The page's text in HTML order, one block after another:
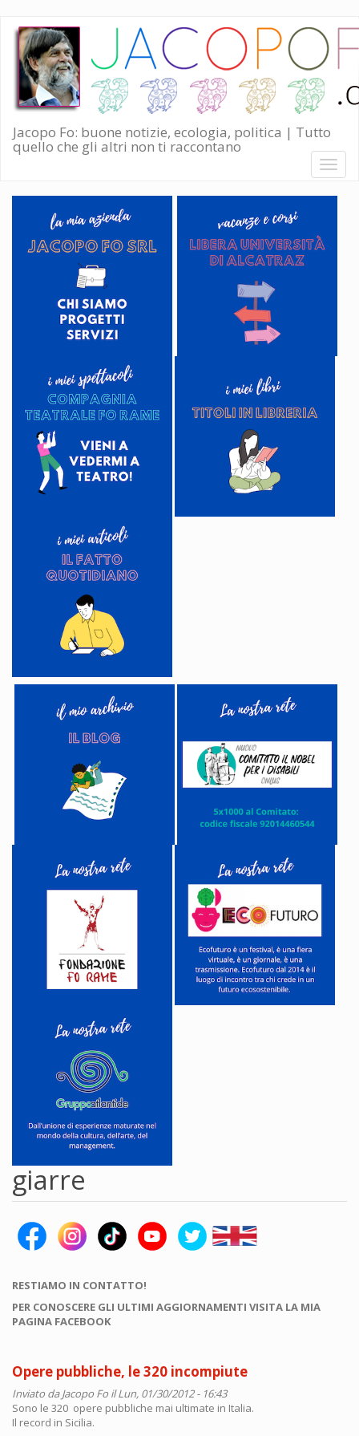
Salta
contenuto
principale
Jacopo Fo: buone notizie, ecologia, politica | Tutto
quello che gli altri non ti raccontano
Toggle
giarre
RESTIAMO IN CONTATTO!
PER CONOSCERE GLI ULTIMI AGGIORNAMENTI VISITA LA MIA
PAGINA FACEBOOK
Opere pubbliche, le 320 incompiute
Inviato daJacopo Fo il Lun, 01/30/2012 - 16:43
Sono le 320 opere pubbliche mai ultimate in Italia.
Il record in Sicilia.